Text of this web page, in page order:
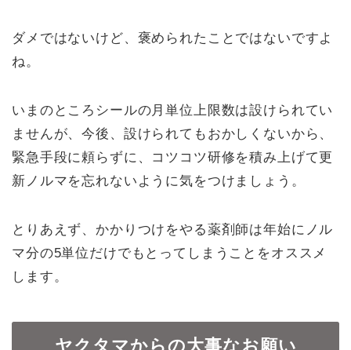
ダメではないけど、褒められたことではないですよ
ね。
いまのところシールの月単位上限数は設けられてい
ませんが、今後、設けられてもおかしくないから、
緊急手段に頼らずに、コツコツ研修を積み上げて更
新ノルマを忘れないように気をつけましょう。
とりあえず、かかりつけをやる薬剤師は年始にノル
マ分の5単位だけでもとってしまうことをオススメ
します。
ヤクタマからの大事なお願い